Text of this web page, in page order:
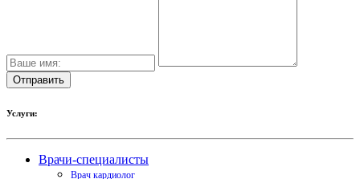
Услуги:
Врачи-специалисты
Врач кардиолог